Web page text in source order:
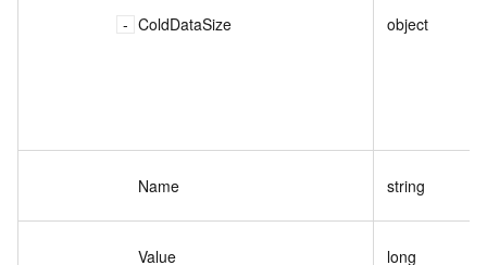
ColdDataSize object
Name string
Value long